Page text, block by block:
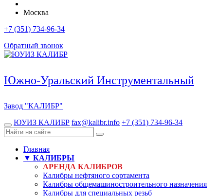
Москва
+7 (351) 734-96-34
Обратный звонок
Южно-Уральский Инструментальный
Завод "КАЛИБР"
ЮУИЗ КАЛИБР fax@kalibr.info +7 (351) 734-96-34
Главная
▼ КАЛИБРЫ
АРЕНДА КАЛИБРОВ
Калибры нефтяного сортамента
Калибры общемашиностроительного назначения
Калибры для специальных резьб